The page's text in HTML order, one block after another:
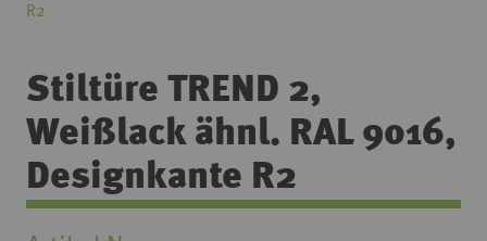
R2
Stiltüre TREND 2,
Weißlack ähnl. RAL 9016,
Designkante R2